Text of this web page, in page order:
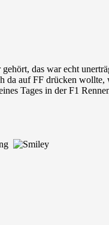
das war echt
da auf FF drücken wollte,
Tages in der F1